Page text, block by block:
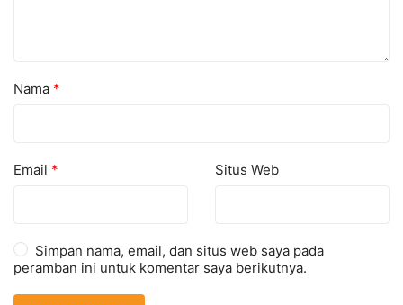
Nama *
Email * Situs Web
Simpan nama, email, dan situs web saya pada
peramban ini untuk komentar saya berikutnya.